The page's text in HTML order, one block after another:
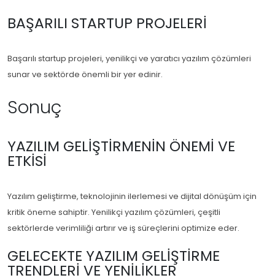
BAŞARILI STARTUP PROJELERI
Başarılı startup projeleri, yenilikçi ve yaratıcı yazılım çözümleri
sunar ve sektörde önemli bir yer edinir.
Sonuç
YAZILIM GELIŞTIRMENIN ÖNEMI VE
ETKISI
Yazılım geliştirme, teknolojinin ilerlemesi ve dijital dönüşüm için
kritik öneme sahiptir. Yenilikçi yazılım çözümleri, çeşitli
sektörlerde verimliliği artırır ve iş süreçlerini optimize eder.
GELECEKTE YAZILIM GELIŞTIRME
TRENDLERI VE YENILIKLER